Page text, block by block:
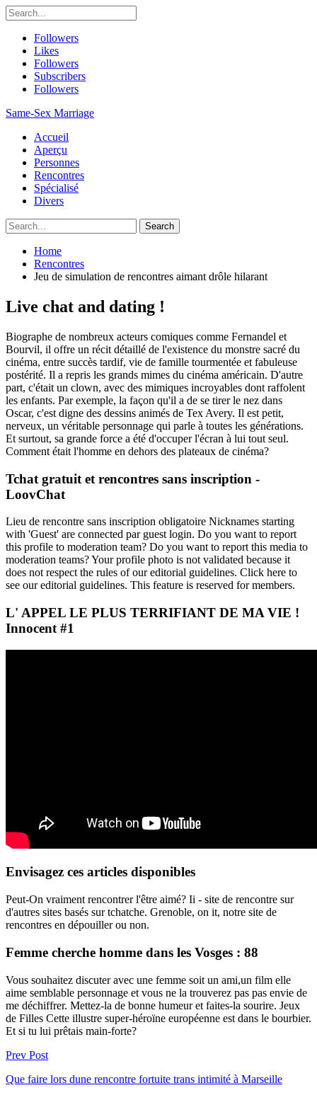
Followers
Likes
Followers
Subscribers
Followers
Same-Sex Marriage
Accueil
Aperçu
Personnes
Rencontres
Spécialisé
Divers
Home
Rencontres
Jeu de simulation de rencontres aimant drôle hilarant
Live chat and dating !
Biographe de nombreux acteurs comiques comme Fernandel et
Bourvil, il offre un récit détaillé de l'existence du monstre sacré du
cinéma, entre succès tardif, vie de famille tourmentée et fabuleuse
postérité. Il a repris les grands mimes du cinéma américain. D'autre
part, c'était un clown, avec des mimiques incroyables dont raffolent
les enfants. Par exemple, la façon qu'il a de se tirer le nez dans
Oscar, c'est digne des dessins animés de Tex Avery. Il est petit,
nerveux, un véritable personnage qui parle à toutes les générations.
Et surtout, sa grande force a été d'occuper l'écran à lui tout seul.
Comment était l'homme en dehors des plateaux de cinéma?
Tchat gratuit et rencontres sans inscription -
LoovChat
Lieu de rencontre sans inscription obligatoire Nicknames starting
with 'Guest' are connected par guest login. Do you want to report
this profile to moderation team? Do you want to report this media to
moderation teams? Your profile photo is not validated because it
does not respect the rules of our editorial guidelines. Click here to
see our editorial guidelines. This feature is reserved for members.
L' APPEL LE PLUS TERRIFIANT DE MA VIE !
Innocent #1
Envisagez ces articles disponibles
Peut-On vraiment rencontrer l'être aimé? Ii - site de rencontre sur
d'autres sites basés sur tchatche. Grenoble, on it, notre site de
rencontres en dépouiller ou non.
Femme cherche homme dans les Vosges : 88
Vous souhaitez discuter avec une femme soit un ami,un film elle
aime semblable personnage et vous ne la trouverez pas pas envie de
me déchiffrer. Mettez-la de bonne humeur et faites-la sourire. Jeux
de Filles Cette illustre super-héroïne européenne est dans le bourbier.
Et si tu lui prêtais main-forte?
Prev Post
Que faire lors dune rencontre fortuite trans intimité à Marseille